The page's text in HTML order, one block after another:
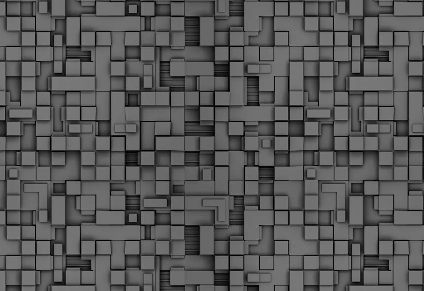
FEB
18
ΣτΕ: Οριστική απόρριψη της επαναφοράς του 13ου
και 14ου μισθού για τους δημοσίους υπαλλήλους
Με την απόφαση αυτή, το ΣτΕ απορρίπτει οριστικά τις
αξιώσεις των δημοσίων υπαλλήλων για επαναφορά των
δώρων, επικυρώνοντας την τρέχουσα κατάσταση παρά τις
αντιδράσεις της ΑΔΕΔΥ
Το ΣτΕ απέρριψε οριστικά την προσφυγή της ΑΔΕΔΥ και ενός
εκπαιδευτικού για την επαναφορά των δώρων Χριστουγέννων,
Πάσχα και θερινής άδειας (13ος και 14ος μισθός) στους
εργαζόμενους του δημόσιου τομέα, κλείνοντας μια μακρά
διαμάχη δεκαετιών που αφορούσε τις μνημονιακές περικοπές.
Γνωστοποίηση έκδοσης οριστικών αποτελεσμάτων –
Παροχή οδηγιών.
► Δείτε/κατεβάστε την πολυαναμενόμενη εγκύκλιο του Υπ.
FEB
1
Με διαρροή 2 μέρες πριν την στάση εργασίας
ενημερώνει το ΣτΕ για την απόρριψη της επαναφοράς